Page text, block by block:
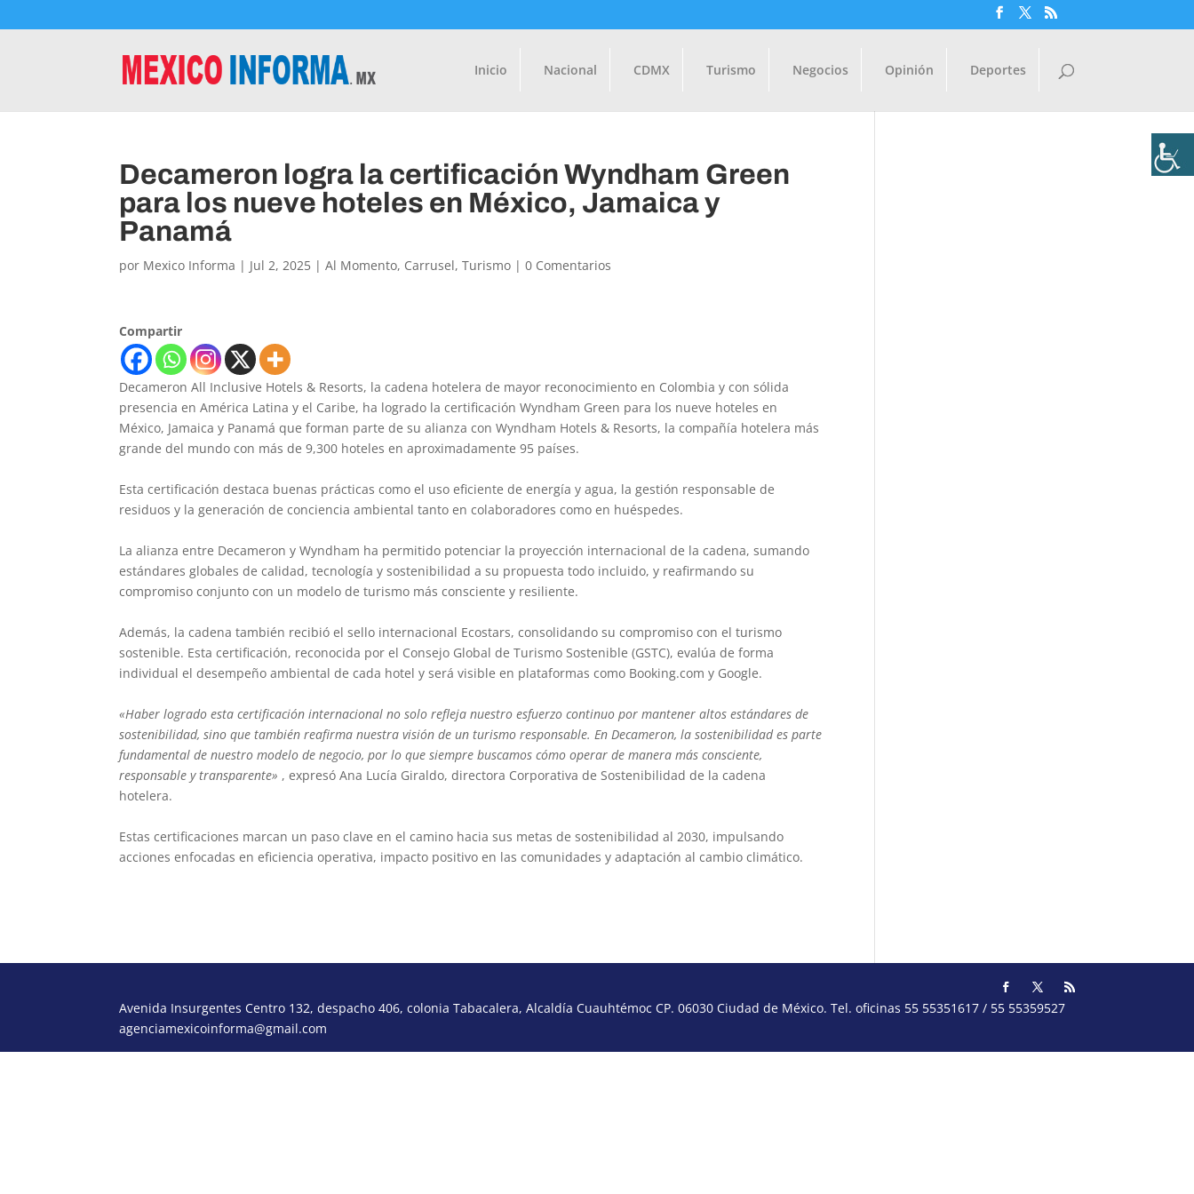
Inicio Nacional CDMX Turismo Negocios Opinión Deportes
Decameron logra la certificación Wyndham Green
para los nueve hoteles en México, Jamaica y
Panamá
por Mexico Informa | Jul 2, 2025 |Al Momento, Carrusel,Turismo |0 Comentarios
Compartir
Decameron All Inclusive Hotels & Resorts, la cadena hotelera de mayor reconocimiento en Colombia y con sólida
presencia en América Latina y el Caribe, ha logrado la certificación Wyndham Green para los nueve hoteles en
México, Jamaica y Panamá que forman parte de su alianza con Wyndham Hotels & Resorts, la compañía hotelera más
grande del mundo con más de 9,300 hoteles en aproximadamente 95 países.
Esta certificación destaca buenas prácticas como el uso eficiente de energía y agua, la gestión responsable de
residuos y la generación de conciencia ambiental tanto en colaboradores como en huéspedes.
La alianza entre Decameron y Wyndham ha permitido potenciar la proyección internacional de la cadena, sumando
estándares globales de calidad, tecnología y sostenibilidad a su propuesta todo incluido, y reafirmando su
compromiso conjunto con un modelo de turismo más consciente y resiliente.
Además, la cadena también recibió el sello internacional Ecostars, consolidando su compromiso con el turismo
sostenible. Esta certificación, reconocida por el Consejo Global de Turismo Sostenible (GSTC), evalúa de forma
individual el desempeño ambiental de cada hotel y será visible en plataformas como Booking.com y Google.
«Haber logrado esta certificación internacional no solo refleja nuestro esfuerzo continuo por mantener altos estándares de
sostenibilidad, sino que también reafirma nuestra visión de un turismo responsable. En Decameron, la sostenibilidad es parte
fundamental de nuestro modelo de negocio, por lo que siempre buscamos cómo operar de manera más consciente,
responsable y transparente» , expresó Ana Lucía Giraldo, directora Corporativa de Sostenibilidad de la cadena
hotelera.
Estas certificaciones marcan un paso clave en el camino hacia sus metas de sostenibilidad al 2030, impulsando
acciones enfocadas en eficiencia operativa, impacto positivo en las comunidades y adaptación al cambio climático.
Avenida Insurgentes Centro 132, despacho 406, colonia Tabacalera, Alcaldía Cuauhtémoc CP. 06030 Ciudad de México. Tel. oficinas 55 55351617 / 55 55359527
agenciamexicoinforma@gmail.com